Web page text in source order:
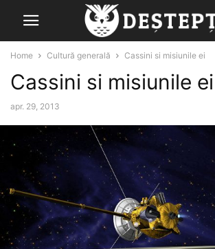
Home Cultură generală Cassini si misiunile ei
Cassini si misiunile ei
apr. 29, 2013